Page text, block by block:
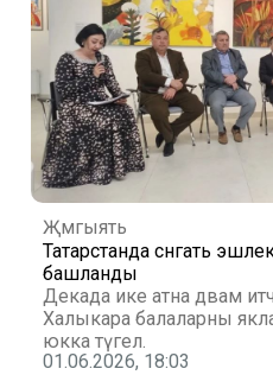
Җәмгыять
Татарстанда сәнгать
башланды
Декада ике атна дәвам
Халыкара балаларны
юкка түгел.
01.06.2026, 18:03